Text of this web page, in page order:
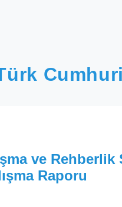
ve Rehberlik
Raporu